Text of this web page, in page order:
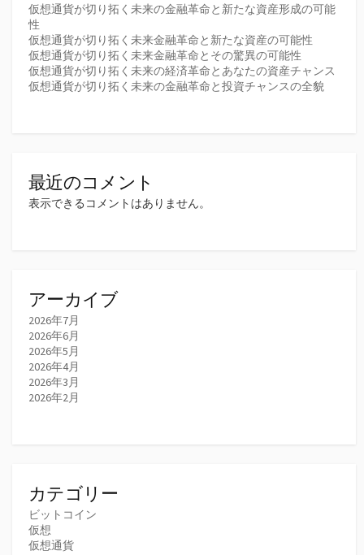
仮想通貨が切り拓く未来の金融革命と新たな資産形成の可能
性
仮想通貨が切り拓く未来金融革命と新たな資産の可能性
仮想通貨が切り拓く未来金融革命とその驚異の可能性
仮想通貨が切り拓く未来の経済革命とあなたの資産チャンス
仮想通貨が切り拓く未来の金融革命と投資チャンスの全貌
最近のコメント
表示できるコメントはありません。
アーカイブ
2026年7月
2026年6月
2026年5月
2026年4月
2026年3月
2026年2月
カテゴリー
ビットコイン
仮想
仮想通貨